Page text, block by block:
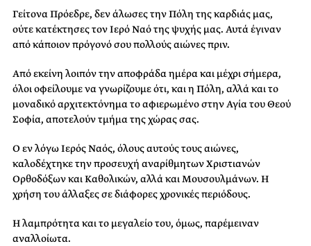
Γείτονα Πρόεδρε, δεν άλωσες την Πόλη της καρδιάς μας,
ούτε κατέκτησες τον Ιερό Ναό της ψυχής μας. Αυτά έγιναν
από κάποιον πρόγονό σου πολλούς αιώνες πριν.
Από εκείνη λοιπόν την αποφράδα ημέρα και μέχρι σήμερα,
όλοι οφείλουμε να γνωρίζουμε ότι, και η Πόλη, αλλά και το
μοναδικό αρχιτεκτόνημα το αφιερωμένο στην Αγία του Θεού
Σοφία, αποτελούν τμήμα της χώρας σας.
Ο εν λόγω Ιερός Ναός, όλους αυτούς τους αιώνες,
καλοδέχτηκε την προσευχή αναρίθμητων Χριστιανών
Ορθοδόξων και Καθολικών, αλλά και Μουσουλμάνων. Η
χρήση του άλλαξες σε διάφορες χρονικές περιόδους.
Η λαμπρότητα και το μεγαλείο του, όμως, παρέμειναν
αναλλοίωτα.